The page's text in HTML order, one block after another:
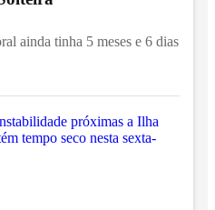
ainda tinha 5 meses e 6 dias